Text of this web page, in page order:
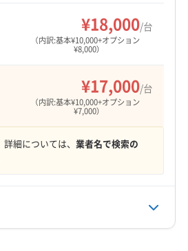
¥18,000/台
（内訳:基本¥10,000+オプション
¥8,000）
¥17,000/台
（内訳:基本¥10,000+オプション
¥7,000）
詳細については、 業者名で検索の